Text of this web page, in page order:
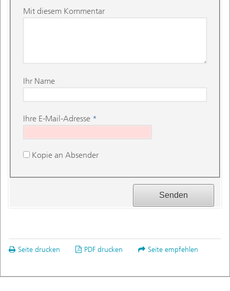
Mit diesem Kommentar
Ihr Name
Ihre E-Mail-Adresse *
Kopie an Absender
Seite drucken PDF drucken Seite empfehlen